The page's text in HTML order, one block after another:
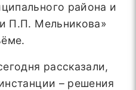
района и
П.П. Мельникова»
рассказали,
– решения